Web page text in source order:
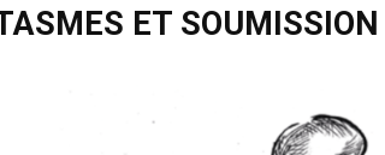
ET SOUMISSION